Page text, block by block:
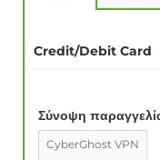
Credit/Debit Card
Σύνοψη
CyberGhost VPN